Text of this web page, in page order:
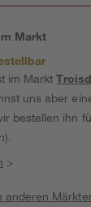
Markt
im Markt
uns aber
bestellen ihn
>
anderen